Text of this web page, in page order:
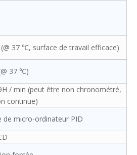
37 ℃, surface de travail efficace)
37 ℃)
/ min (peut être non chronométré,
continue)
de micro-ordinateur PID